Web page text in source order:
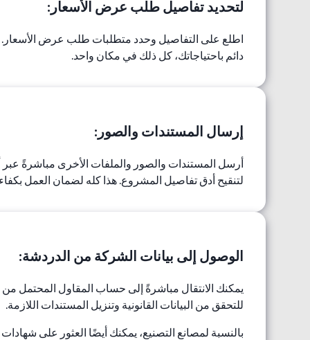
لتحديد تفاصيل طلب عرض الأسعار:
اطلع على التفاصيل وحدد متطلبات طلب عرض الأسعار.
دائم باحتياجاتك، كل ذلك في مكان واحد.
إرسال المستندات والصور:
أرسل المستندات والصور والملفات الأخرى مباشرةً عبر
لتنقيح أدق تفاصيل المشروع. هذا كله لضمان العمل
الوصول إلى بيانات الشركة من الدردشة:
يمكنك الانتقال مباشرةً إلى حساب المقاول المحتمل
للتحقق من البيانات القانونية وتنزيل المستندات اللازمة.
بالنسبة لمصانع التصنيع، يمكنك أيضًا العثور على